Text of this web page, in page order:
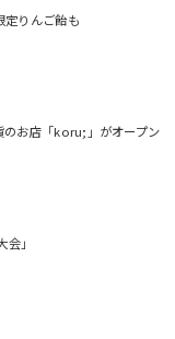
定りんご飴も
のお店「koru;」がオープン
」